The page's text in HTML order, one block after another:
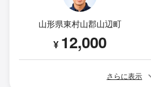
山形県東村山郡山辺町
¥ 12,000
さらに表示